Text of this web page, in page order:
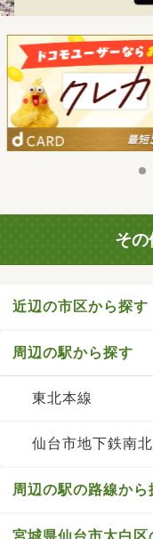
そ
近辺の市区から探す
周辺の駅から探す
東北本線
仙台市地下鉄南
周辺の駅の路線から